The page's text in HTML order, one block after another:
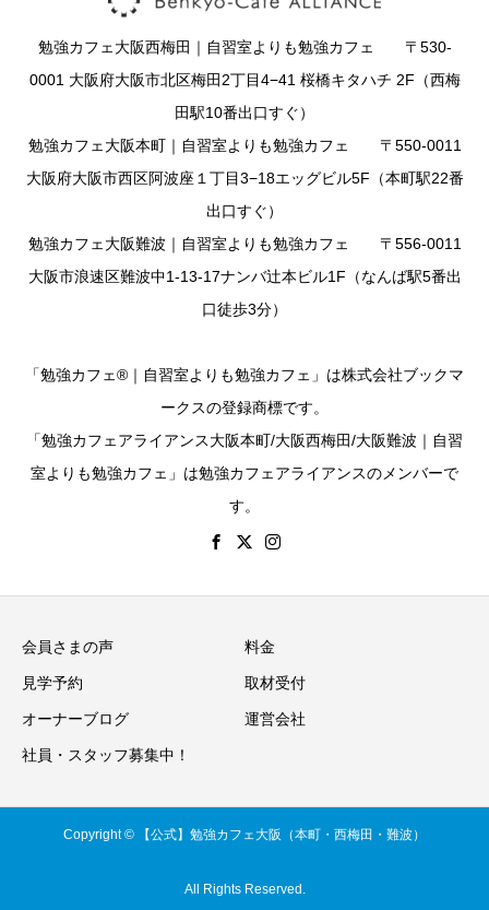
勉強カフェ大阪西梅田｜自習室よりも勉強カフェ 〒530-
0001 大阪府大阪市北区梅田2丁目4−41 桜橋キタハチ 2F（西梅
田駅10番出口すぐ）
勉強カフェ大阪本町｜自習室よりも勉強カフェ 〒550-0011
大阪府大阪市西区阿波座１丁目3−18エッグビル5F（本町駅22番
出口すぐ）
勉強カフェ大阪難波｜自習室よりも勉強カフェ 〒556-0011
大阪市浪速区難波中1-13-17ナンバ辻本ビル1F（なんば駅5番出
口徒歩3分）
「勉強カフェ®｜自習室よりも勉強カフェ」は株式会社ブックマ
ークスの登録商標です。
「勉強カフェアライアンス大阪本町/大阪西梅田/大阪難波｜自習
室よりも勉強カフェ」は勉強カフェアライアンスのメンバーで
す。
会員さまの声 料金
見学予約 取材受付
オーナーブログ 運営会社
社員・スタッフ募集中！
Copyright © 【公式】勉強カフェ大阪（本町・西梅田・難波）
All Rights Reserved.